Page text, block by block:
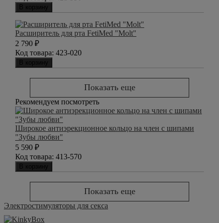
В корзину
Расширитель для рта FetiMed "Molt"
2 790 ₽
Код товара: 423-020
В корзину
Показать еще
Рекомендуем посмотреть
Широкое антиэрекционное кольцо на член с шипами
"Зубы любви"
5 590 ₽
Код товара: 413-570
В корзину
Показать еще
Электростимуляторы для секса